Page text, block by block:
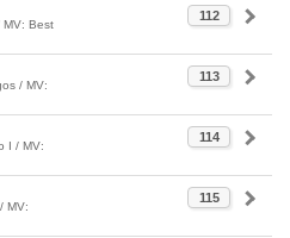
112
MV: Best
113
/ MV:
114
I / MV:
115
MV: